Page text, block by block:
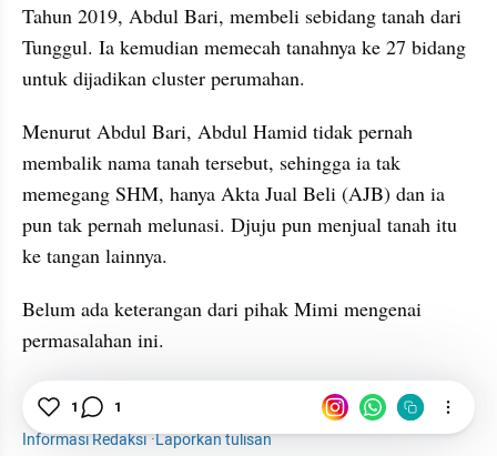
Tahun 2019, Abdul Bari, membeli sebidang tanah dari
Tunggul. Ia kemudian memecah tanahnya ke 27 bidang
untuk dijadikan cluster perumahan.
Menurut Abdul Bari, Abdul Hamid tidak pernah
membalik nama tanah tersebut, sehingga ia tak
memegang SHM, hanya Akta Jual Beli (AJB) dan ia
pun tak pernah melunasi. Djuju pun menjual tanah itu
ke tangan lainnya.
Belum ada keterangan dari pihak Mimi mengenai
permasalahan ini.
News BPN
Punya SHM, Warga di Bekasi Digusur
Informasi Redaksi·Laporkan tulisan
1 1